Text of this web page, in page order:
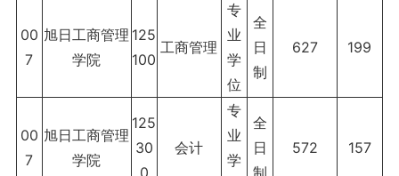
00
7
旭日工商管理
学院
125
100
工商管理
专
业
学
位
全
日
制
627 199
00
7
旭日工商管理
学院
125
30
会计
专
业
学
全
日
572 157